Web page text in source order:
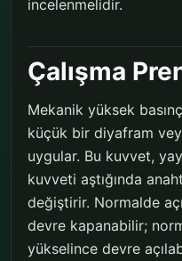
incelenmelidir.
Çalışma
Mekanik yüksek
küçük bir diyafram
uygular. Bu kuvvet,
kuvveti aştığında
değiştirir. Normalde
devre kapanabilir;
yükselince devre